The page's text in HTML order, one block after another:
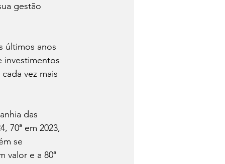
gestão
últimos anos
investimentos
vez mais
das
70ª em 2023,
se
valor e a 80ª